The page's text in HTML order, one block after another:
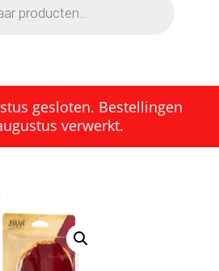
gesloten. Bestellingen
verwerkt.